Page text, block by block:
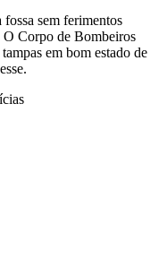
sem ferimentos
O Corpo de Bombeiros
em bom estado de